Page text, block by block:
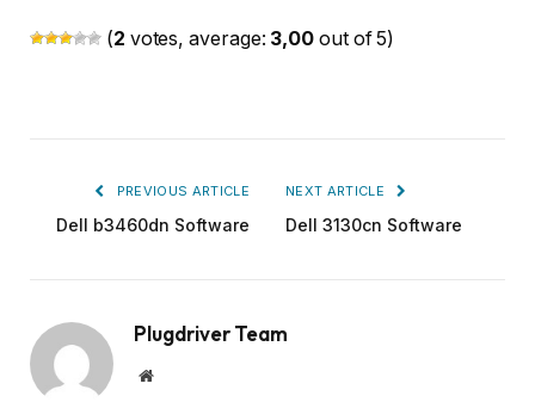
(2 votes, average: 3,00 out of 5)
PREVIOUS ARTICLE
Dell b3460dn Software
NEXT ARTICLE
Dell 3130cn Software
Plugdriver Team
Website